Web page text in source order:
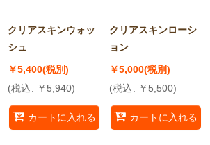
クリアスキンウォッ
シュ
￥5,400(税別)
(税込: ￥ 5,940)
カートに入れる
クリアスキンローシ
ョン
￥5,000(税別)
(税込: ￥ 5,500)
カートに入れる